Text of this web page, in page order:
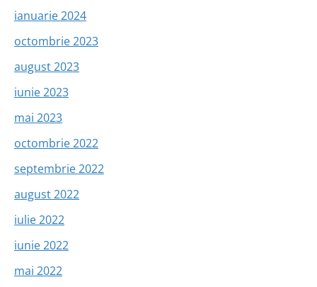
ianuarie 2024
octombrie 2023
august 2023
iunie 2023
mai 2023
octombrie 2022
septembrie 2022
august 2022
iulie 2022
iunie 2022
mai 2022